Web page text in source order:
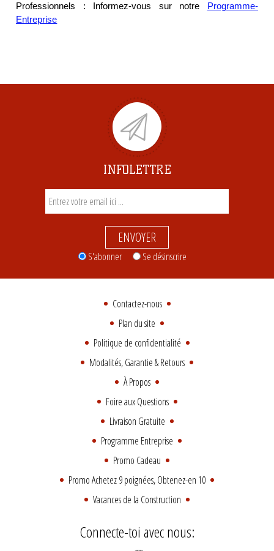
Professionnels : Informez-vous sur notre
Programme-
Entreprise
INFOLETTRE
ENVOYER
S'abonner Se désinscrire
Contactez-nous
Plan du site
Politique de confidentialité
Modalités, Garantie & Retours
À Propos
Foire aux Questions
Livraison Gratuite
Programme Entreprise
Promo Cadeau
Promo Achetez 9 poignées, Obtenez-en 10
Vacances de la Construction
Connecte-toi avec nous: